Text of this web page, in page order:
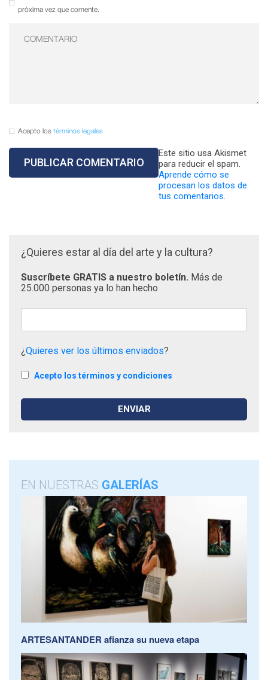
próxima vez que comente.
Acepto los términos legales
Este sitio usa Akismet
para reducir el spam.
Aprende cómo se
procesan los datos de
tus comentarios.
¿Quieres estar al día del arte y la cultura?
Suscríbete GRATIS a nuestro boletín. Más de
25.000 personas ya lo han hecho
¿Quieres ver los últimos enviados?
Acepto los términos y condiciones
EN NUESTRAS GALERÍAS
ARTESANTANDER afianza su nueva etapa